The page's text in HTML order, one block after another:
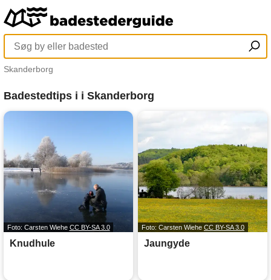
Skanderborg
Badestedtips i i Skanderborg
Foto: Carsten Wiehe CC BY-SA 3.0
Knudhule
Foto: Carsten Wiehe CC BY-SA 3.0
Jaungyde